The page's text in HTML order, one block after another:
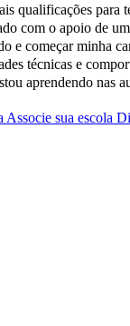
qualificações para
com o apoio de
e começar minha
técnicas e
aprendendo nas
Associe sua escola